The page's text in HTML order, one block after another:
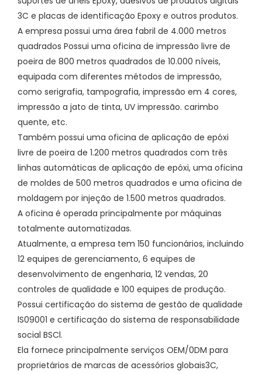
3C e placas de identificação Epoxy e outros produtos.
A empresa possui uma área fabril de 4.000 metros
quadrados Possui uma oficina de impressão livre de
poeira de 800 metros quadrados de 10.000 níveis,
equipada com diferentes métodos de impressão,
como serigrafia, tampografia, impressão em 4 cores,
impressão a jato de tinta, UV impressão. carimbo
quente, etc.
Também possui uma oficina de aplicação de epóxi
livre de poeira de 1.200 metros quadrados com três
linhas automáticas de aplicação de epóxi, uma oficina
de moldes de 500 metros quadrados e uma oficina de
moldagem por injeção de 1.500 metros quadrados.
A oficina é operada principalmente por máquinas
totalmente automatizadas.
Atualmente, a empresa tem 150 funcionários, incluindo
12 equipes de gerenciamento, 6 equipes de
desenvolvimento de engenharia, 12 vendas, 20
controles de qualidade e 100 equipes de produção.
Possui certificação do sistema de gestão de qualidade
lS09001 e certificação do sistema de responsabilidade
social BSCl.
Ela fornece principalmente serviços OEM/0DM para
proprietários de marcas de acessórios globais3C,